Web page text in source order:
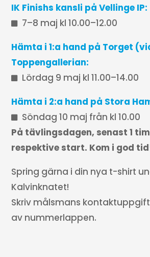
IK Finishs kansli på Vellinge IP:
7–8 maj kl 10.00–12.00
Hämta i 1:a hand på Torget
Toppengallerian:
Lördag 9 maj kl 11.00–14.00
Hämta i 2:a hand på Stora
Söndag 10 maj från kl 10.00
På tävlingsdagen, senast 1
respektive start. Kom i god
Spring gärna i din nya t-shirt
Kalvinknatet!
Skriv målsmans
av nummerlappen.